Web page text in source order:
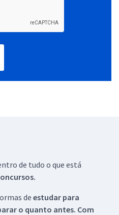
de tudo o que está
de estudar para
o quanto antes. Com